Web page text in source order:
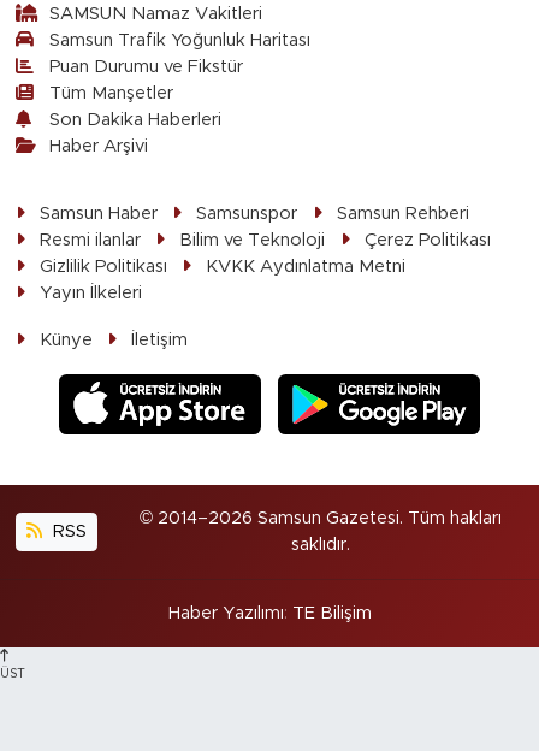
SAMSUN Namaz Vakitleri
Samsun Trafik Yoğunluk Haritası
Puan Durumu ve Fikstür
Tüm Manşetler
Son Dakika Haberleri
Haber Arşivi
Samsun Haber Samsunspor
Samsun Rehberi
Resmi ilanlar
Bilim ve Teknoloji
Çerez Politikası
Gizlilik Politikası
KVKK Aydınlatma Metni
Yayın İlkeleri
Künye İletişim
RSS
© 2014–2026 Samsun Gazetesi. Tüm hakları
saklıdır.
Haber Yazılımı: TE Bilişim
ÜST